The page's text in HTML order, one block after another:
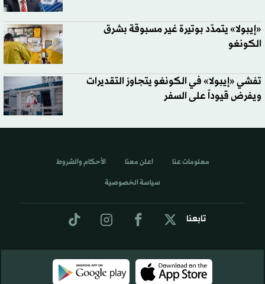
«إيبولا» يتمدّد بوتيرة غير مسبوقة بشرق
الكونغو
تفشي «إيبولا» في الكونغو يتجاوز التقديرات
ويفرض قيوداً على السفر
تابعنا
معلومات عنا اعلن معنا الأحكام والشروط
سياسة الخصوصية